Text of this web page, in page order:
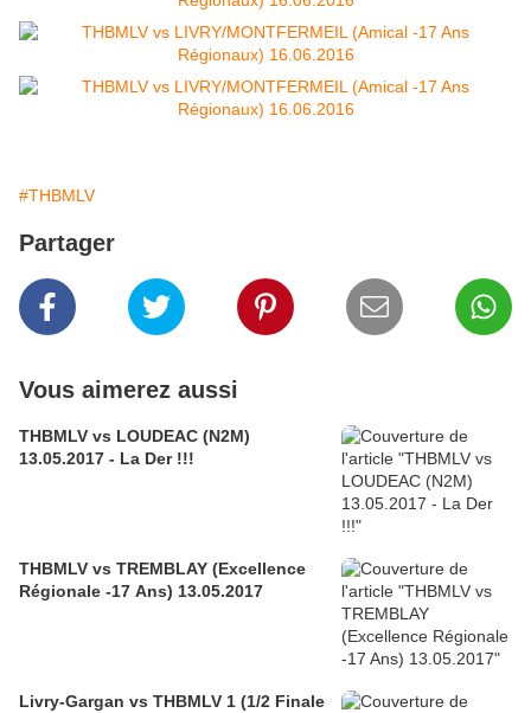
#THBMLV
Partager
Vous aimerez aussi
THBMLV vs LOUDEAC (N2M)
13.05.2017 - La Der !!!
THBMLV vs TREMBLAY (Excellence
Régionale -17 Ans) 13.05.2017
Livry-Gargan vs THBMLV 1 (1/2 Finale